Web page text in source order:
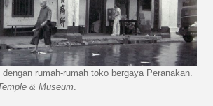
rumah-rumah toko bergaya Peranakan.
& Museum